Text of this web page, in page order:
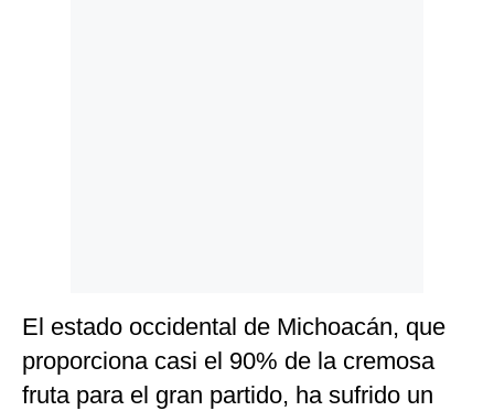
El estado occidental de Michoacán, que
proporciona casi el 90% de la cremosa
fruta para el gran partido, ha sufrido un